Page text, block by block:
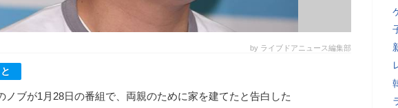
by ライブドアニュース編集部
ノブが1月28日の番組で、両親のために家を建てたと告白した